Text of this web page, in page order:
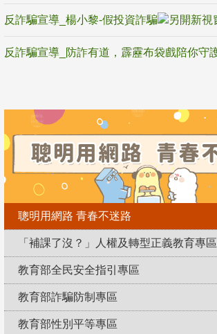
反詐騙宣導_楊小黎-假投資詐騙
聰明用網路 青春不迷路
「補課了沒？」人權及轉型正義教育專區
教育部全民安全指引專區
教育部詐騙防制專區
教育部性別平等專區